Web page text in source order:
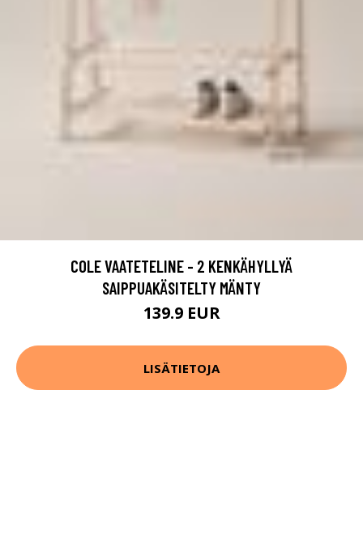
COLE VAATETELINE - 2 KENKÄHYLLYÄ
SAIPPUAKÄSITELTY MÄNTY
139.9 EUR
LISÄTIETOJA